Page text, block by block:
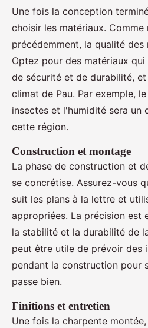
Une fois la conception
choisir les matériaux. Comme
précédemment, la qualité
Optez pour des matériaux
de sécurité et de durabilité,
climat de Pau. Par exemple,
insectes et l'humidité sera un
cette région.
Construction et montage
La phase de construction et
se concrétise. Assurez-vous
suit les plans à la lettre et
appropriées. La précision est
la stabilité et la durabilité de
peut être utile de prévoir des
pendant la construction pour
passe bien.
Finitions et entretien
Une fois la charpente